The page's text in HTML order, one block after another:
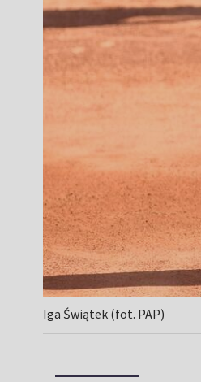
Iga Świątek (fot. PAP)